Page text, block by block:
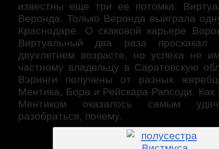
известны еще три ее потомка:
Веронда. Только Веронда выиграла
Краснодаре. О скаковой карьере
Виртуальный два раза
двухлетнем возрасте, но успеха не
частному владельцу в Саратовскую
Вэринги получены от разных
Ментика, Бора и Рейскара Рапсоди. Как
Ментиком оказалось самым
разобраться, почему.